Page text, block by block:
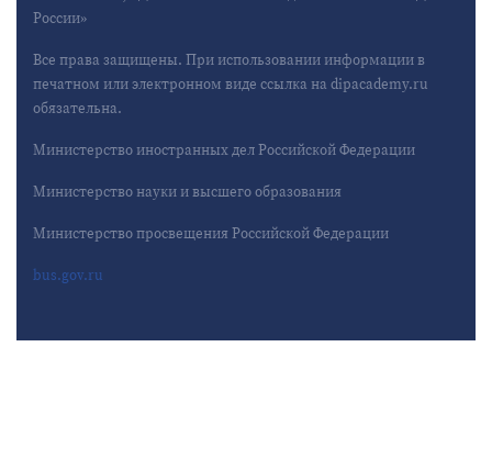
России»
Все права защищены. При использовании информации в
печатном или электронном виде ссылка на dipacademy.ru
обязательна.
Министерство иностранных дел Российской Федерации
Министерство науки и высшего образования
Министерство просвещения Российской Федерации
bus.gov.ru